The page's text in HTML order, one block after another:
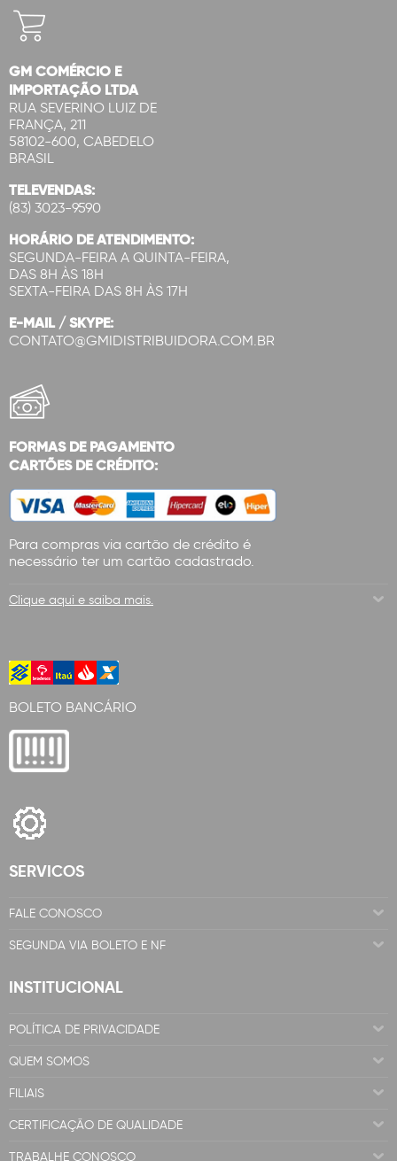
GM COMÉRCIO E
IMPORTAÇÃO LTDA
RUA SEVERINO LUIZ DE
FRANÇA, 211
58102-600, CABEDELO
BRASIL
TELEVENDAS:
(83) 3023-9590
HORÁRIO DE ATENDIMENTO:
SEGUNDA-FEIRA A QUINTA-FEIRA,
DAS 8H ÀS 18H
SEXTA-FEIRA DAS 8H ÀS 17H
E-MAIL / SKYPE:
CONTATO@GMIDISTRIBUIDORA.COM.BR
FORMAS DE PAGAMENTO
CARTÕES DE CRÉDITO:
Para compras via cartão de crédito é
necessário ter um cartão cadastrado.
Clique aqui e saiba mais.
BOLETO BANCÁRIO
SERVICOS
FALE CONOSCO
SEGUNDA VIA BOLETO E NF
INSTITUCIONAL
POLÍTICA DE PRIVACIDADE
QUEM SOMOS
FILIAIS
CERTIFICAÇÃO DE QUALIDADE
TRABALHE CONOSCO